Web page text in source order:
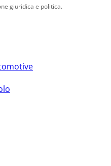
giuridica e politica.